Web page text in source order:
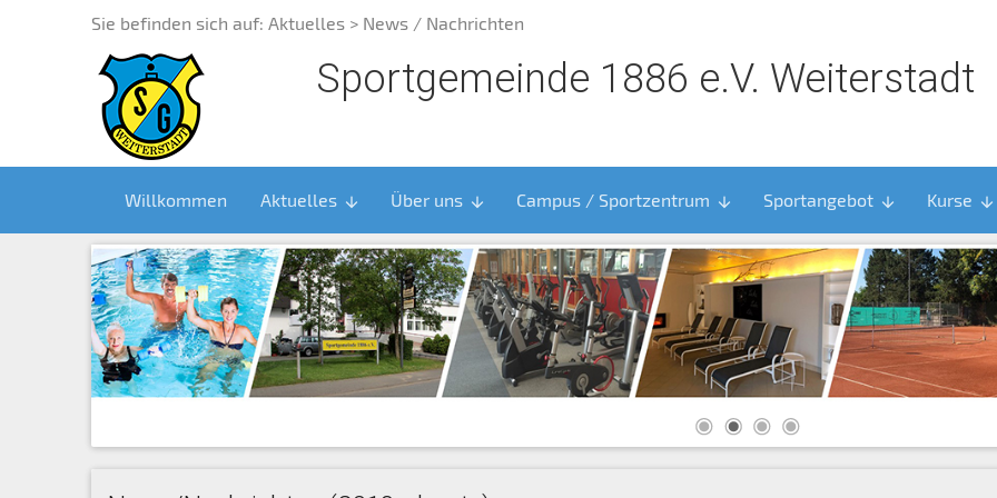
Sie befinden sich auf: Aktuelles > News / Nachrichten
Sportgemeinde 1886 e.V. Weiterstadt
Willkommen Aktuelles arrow_downward Über uns arrow_downward Campus / Sportzentrum arrow_downward Sportangebot arrow_downward Kurse arrow_downward